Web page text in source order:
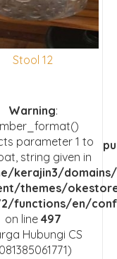
Stool 12
Warning:
parameter 1 to
string given in
kerajin3/
themes/
functions/en/
on line 497
Hubungi CS